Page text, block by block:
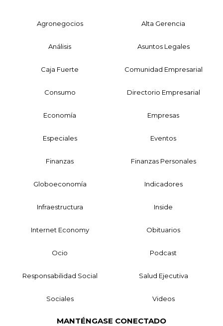
Agronegocios Alta Gerencia
Análisis Asuntos Legales
Caja Fuerte Comunidad Empresarial
Consumo Directorio Empresarial
Economía Empresas
Especiales Eventos
Finanzas Finanzas Personales
Globoeconomía Indicadores
Infraestructura Inside
Internet Economy Obituarios
Ocio Podcast
Responsabilidad Social Salud Ejecutiva
Sociales Videos
MANTÉNGASE CONECTADO